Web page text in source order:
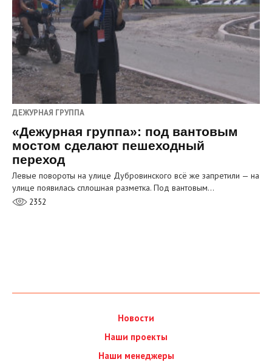
ДЕЖУРНАЯ ГРУППА
«Дежурная группа»: под вантовым
мостом сделают пешеходный
переход
Левые повороты на улице Дубровинского всё же запретили — на
улице появилась сплошная разметка. Под вантовым…
2352
Новости
Наши проекты
Наши менеджеры